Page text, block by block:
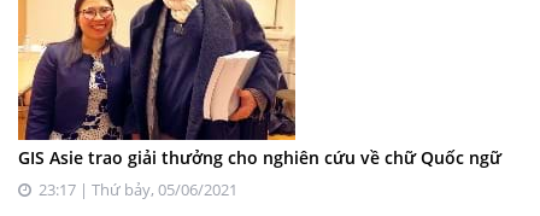
GIS Asie trao giải thưởng cho nghiên cứu về chữ Quốc ngữ
23:17 | Thứ bảy, 05/06/2021